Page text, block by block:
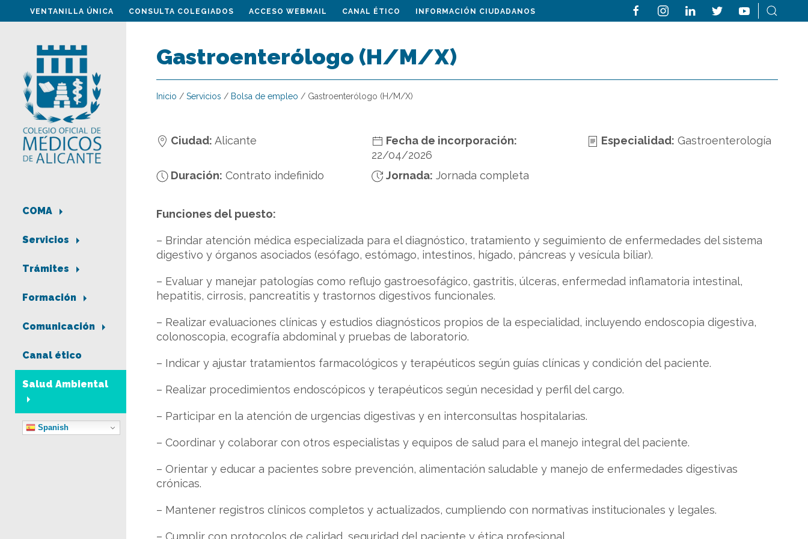
VENTANILLA ÚNICA CONSULTA COLEGIADOS ACCESO WEBMAIL CANAL ÉTICO INFORMACIÓN CIUDADANOS
COMA
Servicios
Trámites
Formación
Comunicación
Canal ético
Salud Ambiental
Spanish
Gastroenterólogo (H/M/X)
Inicio / Servicios / Bolsa de empleo / Gastroenterólogo (H/M/X)
Ciudad: Alicante
Fecha de incorporación:
22/04/2026
Especialidad: Gastroenterología
Duración: Contrato indefinido Jornada: Jornada completa
Funciones del puesto:
– Brindar atención médica especializada para el diagnóstico, tratamiento y seguimiento de enfermedades del sistema
digestivo y órganos asociados (esófago, estómago, intestinos, hígado, páncreas y vesícula biliar).
– Evaluar y manejar patologías como reflujo gastroesofágico, gastritis, úlceras, enfermedad inflamatoria intestinal,
hepatitis, cirrosis, pancreatitis y trastornos digestivos funcionales.
– Realizar evaluaciones clínicas y estudios diagnósticos propios de la especialidad, incluyendo endoscopia digestiva,
colonoscopia, ecografía abdominal y pruebas de laboratorio.
– Indicar y ajustar tratamientos farmacológicos y terapéuticos según guías clínicas y condición del paciente.
– Realizar procedimientos endoscópicos y terapéuticos según necesidad y perfil del cargo.
– Participar en la atención de urgencias digestivas y en interconsultas hospitalarias.
– Coordinar y colaborar con otros especialistas y equipos de salud para el manejo integral del paciente.
– Orientar y educar a pacientes sobre prevención, alimentación saludable y manejo de enfermedades digestivas
crónicas.
– Mantener registros clínicos completos y actualizados, cumpliendo con normativas institucionales y legales.
– Cumplir con protocolos de calidad, seguridad del paciente y ética profesional.